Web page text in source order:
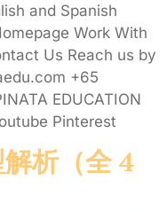
and Spanish
Work With
Us Reach us by
+65
EDUCATION
Pinterest
析（全 4